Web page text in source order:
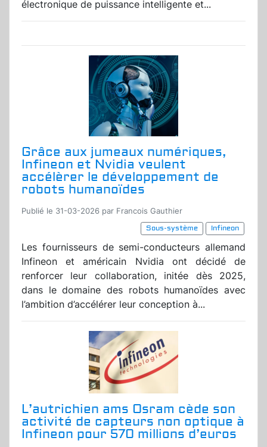
électronique de puissance intelligente et...
Grâce aux jumeaux numériques,
Infineon et Nvidia veulent
accélèrer le développement de
robots humanoïdes
Publié le 31-03-2026 par Francois Gauthier
Sous-système
Infineon
Les fournisseurs de semi-conducteurs allemand
Infineon et américain Nvidia ont décidé de
renforcer leur collaboration, initée dès 2025,
dans le domaine des robots humanoïdes avec
l’ambition d’accélérer leur conception à...
L’autrichien ams Osram cède son
activité de capteurs non optique à
Infineon pour 570 millions d’euros